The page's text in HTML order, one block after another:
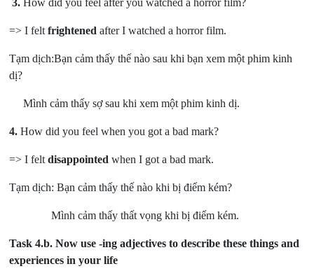
3. How did you feel after you watched a horror film?
=> I feltfrightened after I watched a horror film.
Tạm dịch:Bạn cảm thấy thế nào sau khi bạn xem một phim kinh
dị?
Mình cảm thấy sợ sau khi xem một phim kinh dị.
4. How did you feel when you got a bad mark?
=> I feltdisappointed when I got a bad mark.
Tạm dịch: Bạn cảm thấy thế nào khi bị điểm kém?
Mình cảm thấy thất vọng khi bị điểm kém.
Task 4.b. Now use -ing adjectives to describe these things and
experiences in your life